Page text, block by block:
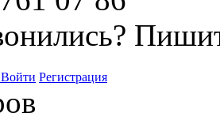
Войти Регистрация